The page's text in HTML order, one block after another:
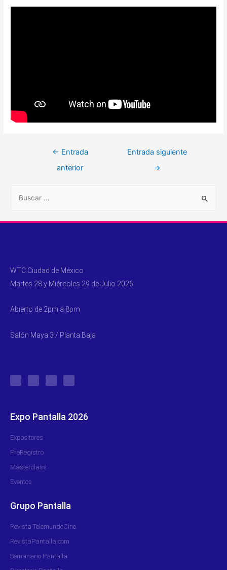
← Entrada
anterior
Entrada siguiente
→
WTC Ciudad de México
Martes 28 y Miércoles 29 de Julio 2026
Abierto de 2pm a 8pm
Salón Maya 3 / Planta Baja
Expo Pantalla 2026
Expositores
PreRegístro
Masterclass
Eventos
Grupo Pantalla
Revista TelemundoCine
RevistaPantalla.com
Semanario Pantalla